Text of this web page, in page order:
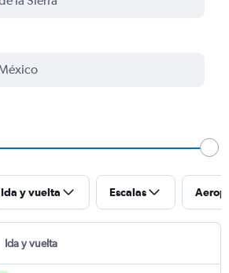
Ida y vuelta Escalas
Ida y vuelta